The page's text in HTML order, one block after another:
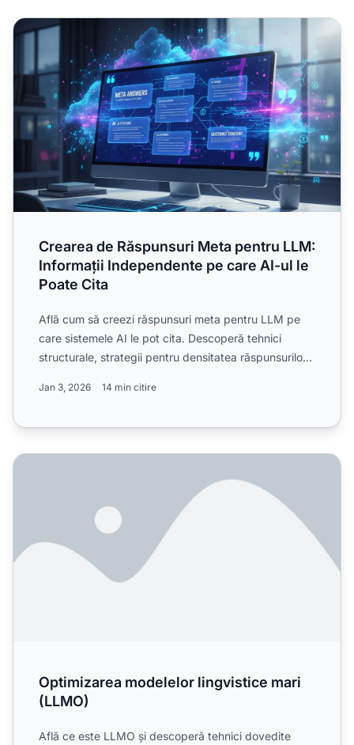
Crearea de Răspunsuri Meta pentru LLM: Informații
Crearea de Răspunsuri Meta pentru LLM:
Informații Independente pe care AI-ul le
Poate Cita
Află cum să creezi răspunsuri meta pentru LLM pe
care sistemele AI le pot cita. Descoperă tehnici
structurale, strategii pentru densitatea răspunsurilor
Jan 3, 2026 14 min citire
Optimizarea modelelor lingvistice mari (LLMO)
Optimizarea modelelor lingvistice mari
(LLMO)
Află ce este LLMO și descoperă tehnici dovedite